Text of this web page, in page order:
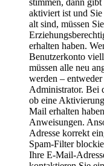
stimmen, dann
aktiviert ist und Sie
alt sind, müssen
erhalten haben.
Benutzerkonto
müssen alle neu
werden – entweder
Administrator. Bei
ob eine
Mail erhalten
Anweisungen.
Adresse korrekt
Spam-Filter
Ihre E-Mail-